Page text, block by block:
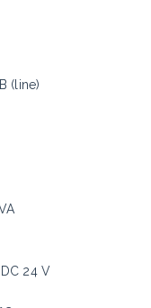
(line)
24 V